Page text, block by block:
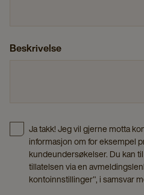
Beskrivelse
Ja takk! Jeg vil gjerne motta
informasjon om for eksempel
kundeundersøkelser. Du kan
tillatelsen via en
kontoinnstillinger", i samsvar